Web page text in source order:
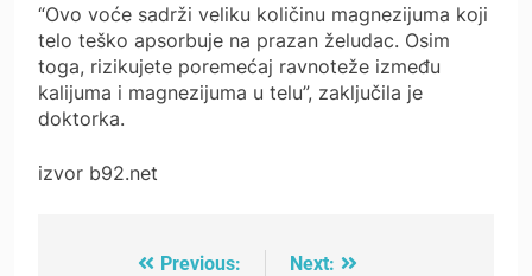
“Ovo voće sadrži veliku količinu magnezijuma koji
telo teško apsorbuje na prazan želudac. Osim
toga, rizikujete poremećaj ravnoteže između
kalijuma i magnezijuma u telu”, zaključila je
doktorka.
izvor b92.net
Previous:
Next: